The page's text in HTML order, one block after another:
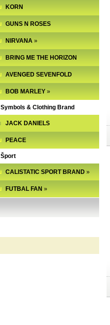
KORN
GUNS N ROSES
NIRVANA »
BRING ME THE HORIZON
AVENGED SEVENFOLD
BOB MARLEY »
Symbols & Clothing Brand
JACK DANIELS
PEACE
Šport
CALISTATIC SPORT BRAND »
FUTBAL FAN »